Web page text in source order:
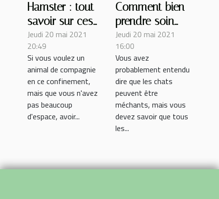
Hamster : tout
savoir sur ces
petits rongeurs
Jeudi 20 mai 2021
20:49
Si vous voulez un
animal de compagnie
en ce confinement,
mais que vous n'avez
pas beaucoup
d'espace, avoir...
Comment bien
prendre soin
des chats ?
Jeudi 20 mai 2021
16:00
Vous avez
probablement entendu
dire que les chats
peuvent être
méchants, mais vous
devez savoir que tous
les...